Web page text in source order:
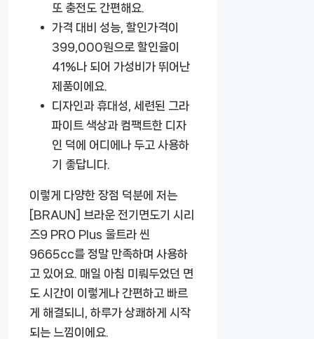
또 충전도 간편해요.
가격 대비 성능 , 할인가격이
399,000원으로 할인율이
41%나 되어 가성비가 뛰어난
제품이에요.
디자인과 휴대성 , 세련된 그라
파이트 색상과 컴팩트한 디자
인 덕에 어디에나 두고 사용하
기 좋답니다.
이렇게 다양한 장점 덕분에 저는
[BRAUN] 브라운 전기면도기 시리
즈9 PRO Plus 울트라 씬
9665cc를 정말 만족하며 사용하
고 있어요. 매일 아침 미뤄두었던 면
도 시간이 이렇게나 간편하고 빠르
게 해결되니, 하루가 상쾌하게 시작
되는 느낌이에요.